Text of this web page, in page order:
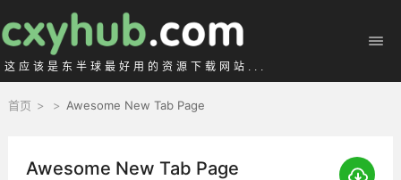
这应该是东半球最好用的资源下载网站...
首页 > > Awesome New Tab Page
Awesome New Tab Page